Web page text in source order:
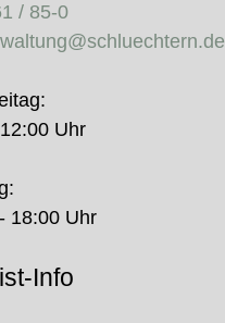
/ 85-0
Uhr
18:00 Uhr
Info